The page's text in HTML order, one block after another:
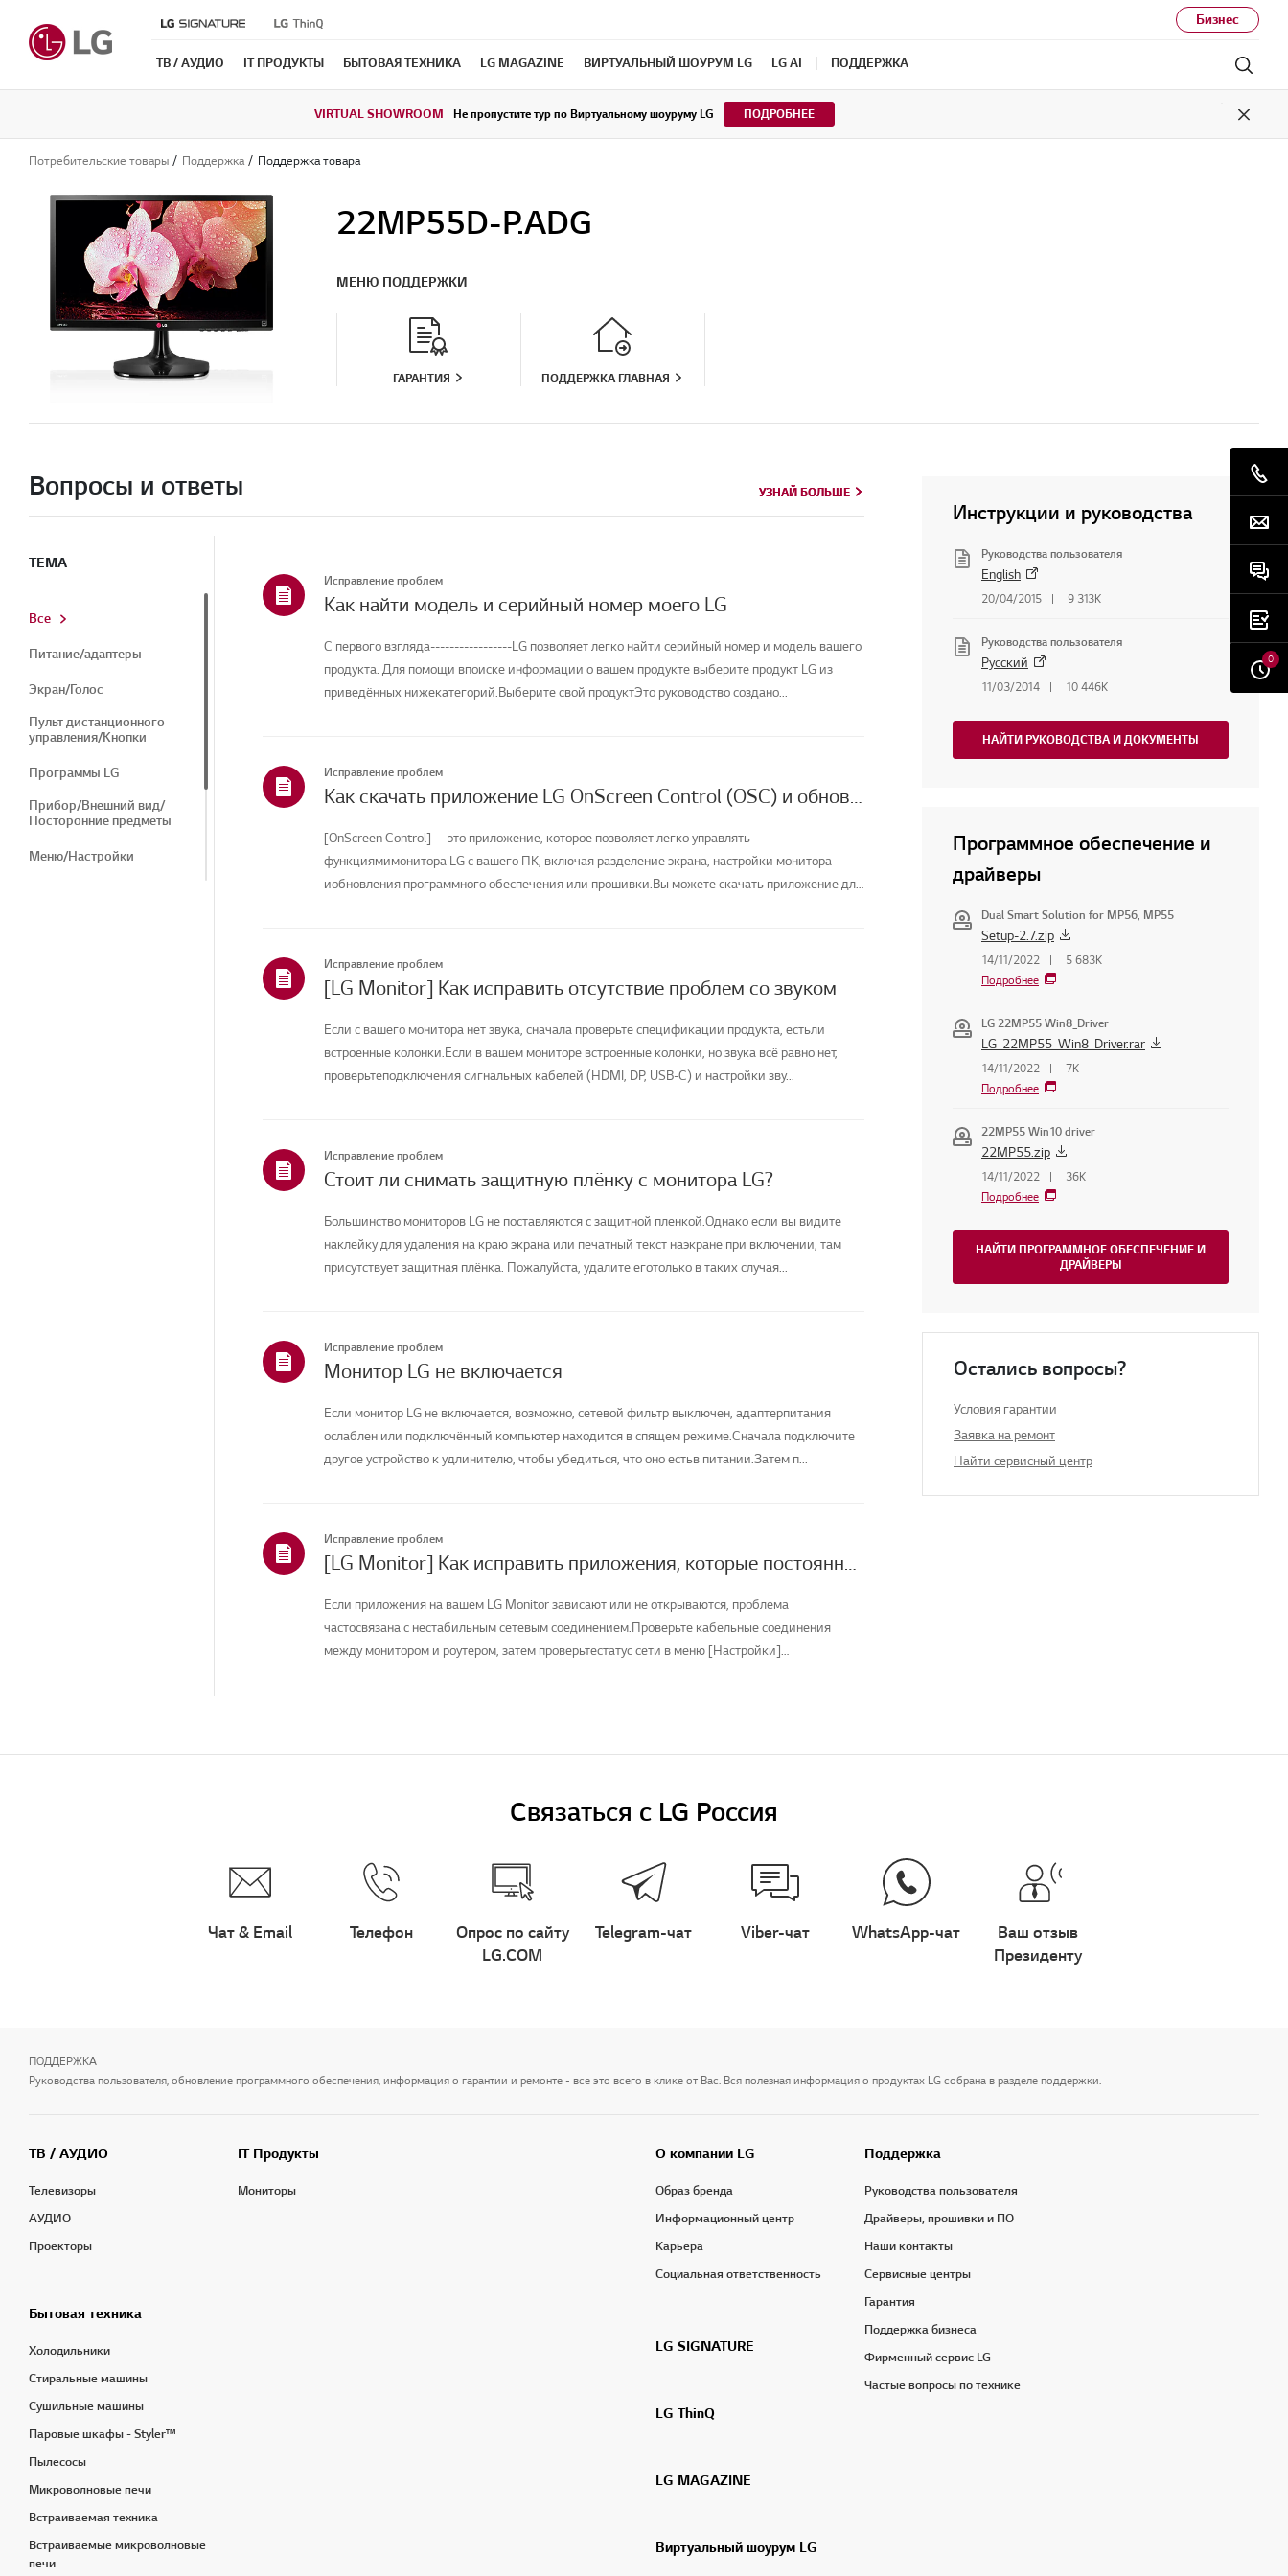
Бизнес
ТВ / АУДИО IT ПРОДУКТЫ БЫТОВАЯ ТЕХНИКА LG MAGAZINE ВИРТУАЛЬНЫЙ ШОУРУМ LG LG AI ПОДДЕРЖКА
VIRTUAL SHOWROOM Не пропустите тур по Виртуальному шоуруму LG ПОДРОБНЕЕ
Close
Потребительские товары Поддержка Поддержка товара
22MP55D-P.ADG
МЕНЮ ПОДДЕРЖКИ
ГАРАНТИЯ ПОДДЕРЖКА ГЛАВНАЯ
Вопросы и ответы УЗНАЙ БОЛЬШЕ
ТЕМА
Все
Питание/адаптеры
Экран/Голос
Пульт дистанционного
управления/Кнопки
Программы LG
Прибор/Внешний вид/
Посторонние предметы
Меню/Настройки
Исправление проблем
Как найти модель и серийный номер моего LG
С первого взгляда-----------------LG позволяет легко найти серийный номер и модель вашего
продукта. Для помощи впоиске информации о вашем продукте выберите продукт LG из
приведённых нижекатегорий.Выберите свой продуктЭто руководство создано...
Исправление проблем
Как скачать приложение LG OnScreen Control (OSC) и обновить программное обеспечение или прошивку мониторов
[OnScreen Control] — это приложение, которое позволяет легко управлять
функциямимонитора LG с вашего ПК, включая разделение экрана, настройки монитора
иобновления программного обеспечения или прошивки.Вы можете скачать приложение для
Исправление проблем
[LG Monitor] Как исправить отсутствие проблем со звуком
Если с вашего монитора нет звука, сначала проверьте спецификации продукта, естьли
встроенные колонки.Если в вашем мониторе встроенные колонки, но звука всё равно нет,
проверьтеподключения сигнальных кабелей (HDMI, DP, USB-C) и настройки зву...
Исправление проблем
Стоит ли снимать защитную плёнку с монитора LG?
Большинство мониторов LG не поставляются с защитной пленкой.Однако если вы видите
наклейку для удаления на краю экрана или печатный текст наэкране при включении, там
присутствует защитная плёнка. Пожалуйста, удалите еготолько в таких случая...
Исправление проблем
Монитор LG не включается
Если монитор LG не включается, возможно, сетевой фильтр выключен, адаптерпитания
ослаблен или подключённый компьютер находится в спящем режиме.Сначала подключите
другое устройство к удлинителю, чтобы убедиться, что оно естьв питании.Затем п...
Исправление проблем
[LG Monitor] Как исправить приложения, которые постоянно зависают, вылетают или не загружаются
Если приложения на вашем LG Monitor зависают или не открываются, проблема
частосвязана с нестабильным сетевым соединением.Проверьте кабельные соединения
между монитором и роутером, затем проверьтестатус сети в меню [Настройки]
УЗНАЙ БОЛЬШЕ
Инструкции и руководства
Руководства пользователя
English
20/04/2015 9 313K
Руководства пользователя
Русский
11/03/2014 10 446K
НАЙТИ РУКОВОДСТВА И ДОКУМЕНТЫ
Программное обеспечение и
драйверы
Dual Smart Solution for MP56, MP55
Setup-2.7.zip
14/11/2022
5 683K
Подробнее
LG 22MP55 Win8_Driver
LG_22MP55_Win8_Driver.rar
14/11/2022
7K
Подробнее
22MP55 Win10 driver
22MP55.zip
14/11/2022
36K
Подробнее
НАЙТИ ПРОГРАММНОЕ ОБЕСПЕЧЕНИЕ И
ДРАЙВЕРЫ
Остались вопросы?
Условия гарантии
Заявка на ремонт
Найти сервисный центр
Связаться с LG Россия
Чат & Email Телефон
Опрос по сайту
LG.COM
Telegram-чат Viber-чат WhatsApp-чат
Ваш отзыв
Президенту
0
ПОДДЕРЖКА
Руководства пользователя, обновление программного обеспечения, информация о гарантии и ремонте - все это всего в клике от Вас. Вся полезная информация о продуктах LG собрана в разделе поддержки.
ТВ / АУДИО
Телевизоры
АУДИО
Проекторы
IT Продукты
Мониторы
Бытовая техника
Холодильники
Стиральные машины
Сушильные машины
Паровые шкафы - Styler™
Пылесосы
Микроволновые печи
Встраиваемая техника
Встраиваемые микроволновые
печи
О компании LG
Образ бренда
Информационный центр
Карьера
Социальная ответственность
LG SIGNATURE
LG ThinQ
LG MAGAZINE
Виртуальный шоурум LG
Поддержка
Руководства пользователя
Драйверы, прошивки и ПО
Наши контакты
Сервисные центры
Гарантия
Поддержка бизнеса
Фирменный сервис LG
Частые вопросы по технике